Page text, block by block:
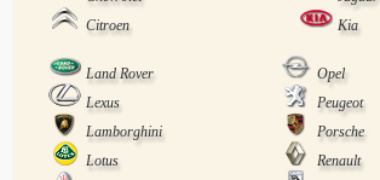
Citroen
Kia
Land Rover
Opel
Lexus
Peugeot
Lamborghini
Porsche
Lotus
Renault